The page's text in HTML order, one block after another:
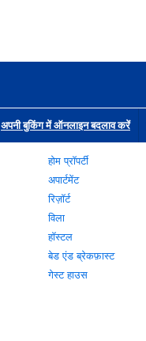
अपनी बुकिंग में ऑनलाइन बदलाव करें
होम प्रॉपर्टी
अपार्टमेंट
रिज़ॉर्ट
विला
हॉस्टल
बेड एंड ब्रेकफ़ास्ट
गेस्ट हाउस